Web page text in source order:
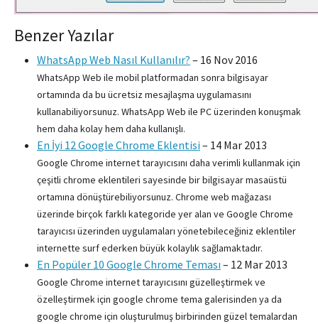
Benzer Yazılar
WhatsApp Web Nasıl Kullanılır? – 16 Nov 2016
WhatsApp Web ile mobil platformadan sonra bilgisayar
ortamında da bu ücretsiz mesajlaşma uygulamasını
kullanabiliyorsunuz. WhatsApp Web ile PC üzerinden konuşmak
hem daha kolay hem daha kullanışlı.
En İyi 12 Google Chrome Eklentisi – 14 Mar 2013
Google Chrome internet tarayıcısını daha verimli kullanmak için
çeşitli chrome eklentileri sayesinde bir bilgisayar masaüstü
ortamına dönüştürebiliyorsunuz. Chrome web mağazası
üzerinde birçok farklı kategoride yer alan ve Google Chrome
tarayıcısı üzerinden uygulamaları yönetebileceğiniz eklentiler
internette surf ederken büyük kolaylık sağlamaktadır.
En Popüler 10 Google Chrome Teması – 12 Mar 2013
Google Chrome internet tarayıcısını güzelleştirmek ve
özelleştirmek için google chrome tema galerisinden ya da
google chrome için oluşturulmuş birbirinden güzel temalardan